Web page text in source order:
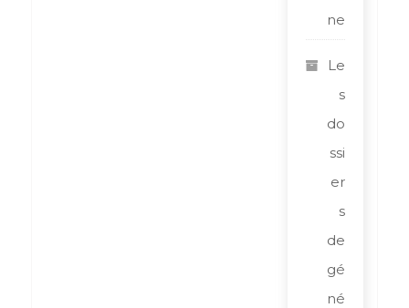
ne
Le
s
do
ssi
er
s
de
gé
né